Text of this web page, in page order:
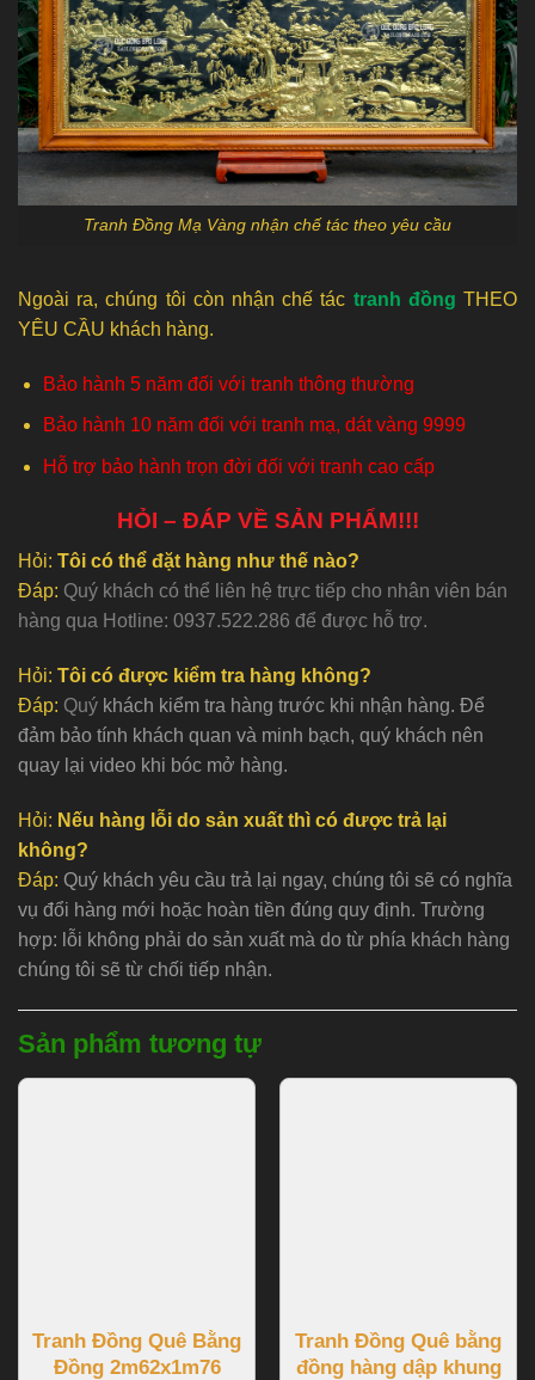
Tranh Đồng Mạ Vàng nhận chế tác theo yêu cầu
Ngoài ra, chúng tôi còn nhận chế tác tranh đồng THEO
YÊU CẦU khách hàng.
Bảo hành 5 năm đối với tranh thông thường
Bảo hành 10 năm đối với tranh mạ, dát vàng 9999
Hỗ trợ bảo hành trọn đời đối với tranh cao cấp
HỎI – ĐÁP VỀ SẢN PHẨM!!!
Hỏi: Tôi có thể đặt hàng như thế nào?
Đáp: Quý khách có thể liên hệ trực tiếp cho nhân viên bán
hàng qua Hotline: 0937.522.286 để được hỗ trợ.
Hỏi: Tôi có được kiểm tra hàng không?
Đáp: Quý khách kiểm tra hàng trước khi nhận hàng. Để
đảm bảo tính khách quan và minh bạch, quý khách nên
quay lại video khi bóc mở hàng.
Hỏi: Nếu hàng lỗi do sản xuất thì có được trả lại
không?
Đáp: Quý khách yêu cầu trả lại ngay, chúng tôi sẽ có nghĩa
vụ đổi hàng mới hoặc hoàn tiền đúng quy định. Trường
hợp: lỗi không phải do sản xuất mà do từ phía khách hàng
chúng tôi sẽ từ chối tiếp nhận.
Sản phẩm tương tự
Tranh Đồng Quê Bằng
Đồng 2m62x1m76
Tranh Đồng Quê bằng
đồng hàng dập khung